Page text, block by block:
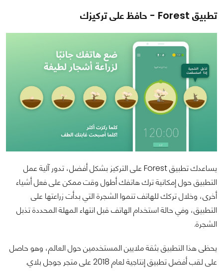
تطبيق Forest‏ - حافظ على تركيزك
يساعدك تطبيق Forest‏ على التركيز بشكل أفضل، تدور آلية عمل
التطبيق حول إمكانية ترك هاتفك أطول وقت ممكن على فعل أشياء
أخرى، وخلال تركك للهاتف تنموا الشجرة التي بدأت زراعتها على
التطبيق، وفي حالة استخدام الهاتف قبل انتهاء المهلة المحددة تذبل
الشجرة.
يحظى هذا التطبيق بثقة ملايين المستخدمين حول العالم، وهو حاصل
على لقب أفضل تطبيق إنتاجية لعام 2018 على متجر جوجل بلاي.